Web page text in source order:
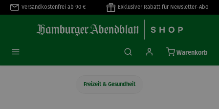
springen
Versandkostenfrei ab 90 € Exklusiver Rabatt für Newsletter-Abo
Warenkorb
Freizeit & Gesundheit